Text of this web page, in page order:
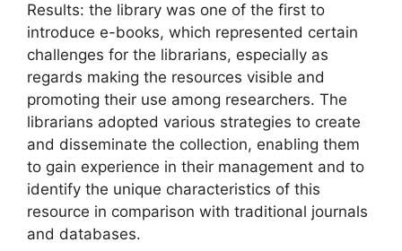
Results: the library was one of the first to
introduce e-books, which represented certain
challenges for the librarians, especially as
regards making the resources visible and
promoting their use among researchers. The
librarians adopted various strategies to create
and disseminate the collection, enabling them
to gain experience in their management and to
identify the unique characteristics of this
resource in comparison with traditional journals
and databases.